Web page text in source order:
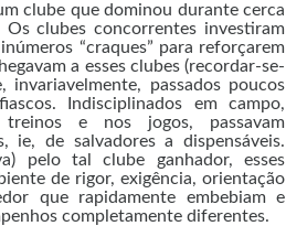
clube que dominou durante cerca
clubes concorrentes investiram
“craques” para reforçarem
a esses clubes (recordar-se-
passados poucos
Indisciplinados em campo,
treinos e nos jogos, passavam
ie, de salvadores a dispensáveis.
pelo tal clube ganhador, esses
de rigor, exigência, orientação
que rapidamente embebiam e
completamente diferentes.